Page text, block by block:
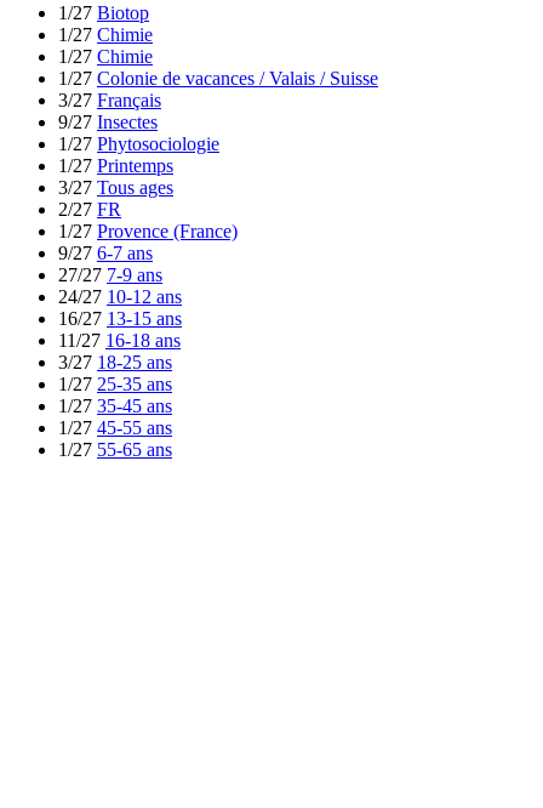
1/27 Biotop
1/27 Chimie
1/27 Chimie
1/27 Colonie de vacances / Valais / Suisse
3/27 Français
9/27 Insectes
1/27 Phytosociologie
1/27 Printemps
3/27 Tous ages
2/27 FR
1/27 Provence (France)
9/27 6-7 ans
27/27 7-9 ans
24/27 10-12 ans
16/27 13-15 ans
11/27 16-18 ans
3/27 18-25 ans
1/27 25-35 ans
1/27 35-45 ans
1/27 45-55 ans
1/27 55-65 ans